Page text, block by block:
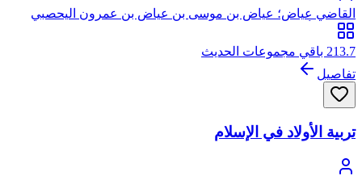
القاضي عياض؛ عياض بن موسى بن عياض بن عمرون اليحصبي
السبتي، أبو الفضل
213.7 باقي مجموعات الحديث
تفاصيل
تربية الأولاد في الإسلام